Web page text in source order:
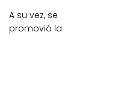
A su vez, se
promovió la